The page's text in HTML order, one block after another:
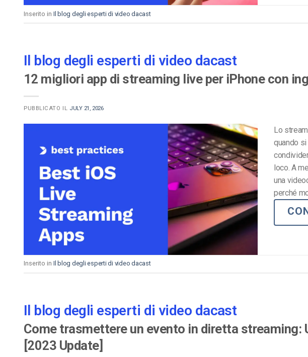
Inserito in Il blog degli esperti di video dacast
Il blog degli esperti di video dacast
12 migliori app di streaming live per iPhone con
PUBBLICATO IL JULY 21, 2026
Lo
quando
loco. A
una
perché
Inserito in Il blog degli esperti di video dacast
Il blog degli esperti di video dacast
Come trasmettere un evento in diretta streaming:
[2023 Update]